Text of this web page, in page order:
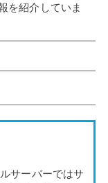
を紹介していま
サーバーではサ